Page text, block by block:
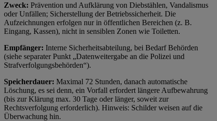
Zweck: Prävention und Aufklärung von Diebstählen, Vandalismus
oder Unfällen; Sicherstellung der Betriebssicherheit. Die
Aufzeichnungen erfolgen nur in öffentlichen Bereichen (z. B.
Eingang, Kassen), nicht in sensiblen Zonen wie Toiletten.
Empfänger: Interne Sicherheitsabteilung, bei Bedarf Behörden
(siehe separater Punkt „Datenweitergabe an die Polizei und
Strafverfolgungsbehörden“).
Speicherdauer: Maximal 72 Stunden, danach automatische
Löschung, es sei denn, ein Vorfall erfordert längere Aufbewahrung
(bis zur Klärung max. 30 Tage oder länger, soweit zur
Rechtsverfolgung erforderlich). Hinweis: Schilder weisen auf die
Überwachung hin.